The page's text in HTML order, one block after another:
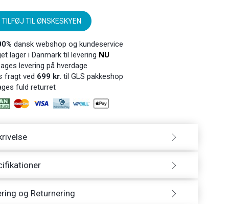
TILFØJ TIL ØNSKESKYEN
dansk webshop og kundeservice
lager i Danmark til levering NU
levering på hverdage
fragt ved 699 kr. til GLS pakkeshop
fuld returret
og Returnering